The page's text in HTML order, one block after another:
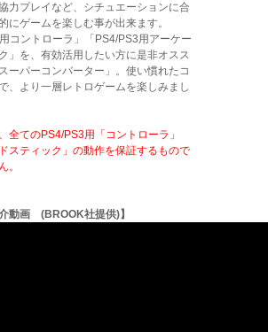
力プレイなど、シチュエーションに合
にゲームを楽しむ事が出来ます。
用コントローラ」「PS4/PS3用アーケー
」を、有効活用したい方に是非オスス
ーパーコンバーター」。使い慣れたコ
、より一層レトロゲームを楽しみまし
全てのPS4/PS3用「コントローラ」
ドスティック」の動作を保証するもので
。
介動画 (BROOK社提供)】